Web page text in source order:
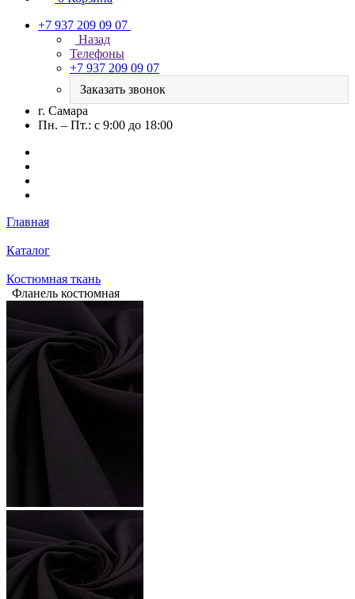
+7 937 209 09 07
Назад
Телефоны
+7 937 209 09 07
Заказать звонок
г. Самара
Пн. – Пт.: с 9:00 до 18:00
Главная
Каталог
Костюмная ткань
Фланель костюмная